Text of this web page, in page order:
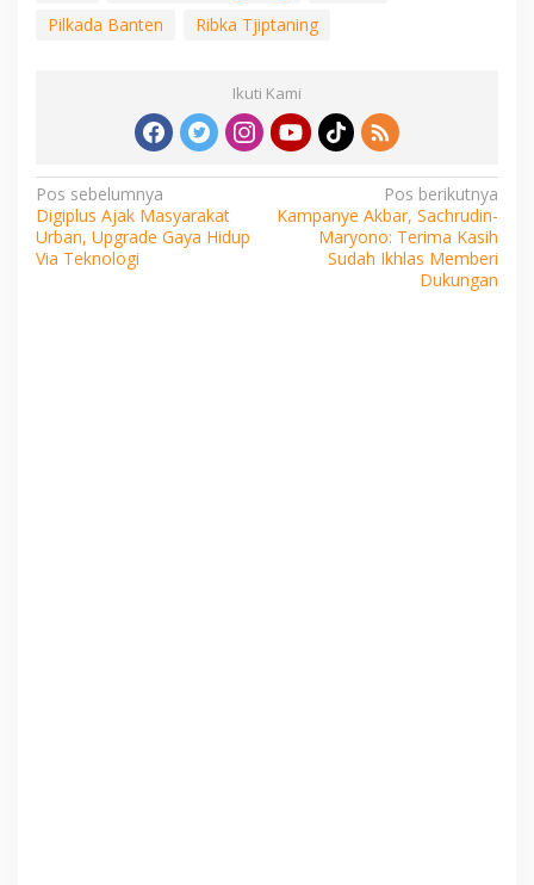
Pilkada Banten
Ribka Tjiptaning
Ikuti Kami
Navigasi
pos
Pos sebelumnya
Digiplus Ajak Masyarakat
Urban, Upgrade Gaya Hidup
Via Teknologi
Pos berikutnya
Kampanye Akbar, Sachrudin-
Maryono: Terima Kasih
Sudah Ikhlas Memberi
Dukungan